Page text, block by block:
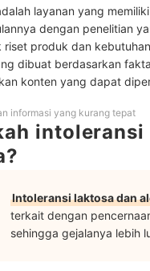
rekomendasi produk susu
layanan yang
dengan penelitian
riset produk dan
dibuat berdasarkan
konten yang dapat
informasi yang kurang tepat
Intoleransi laktosa dan
terkait dengan
sehingga gejalanya lebih